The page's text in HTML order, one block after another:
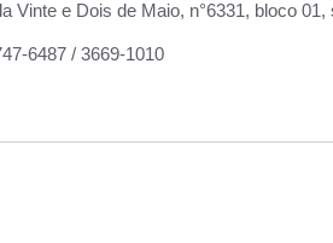
Vinte e Dois de Maio, n°6331, bloco
6487 / 3669-1010